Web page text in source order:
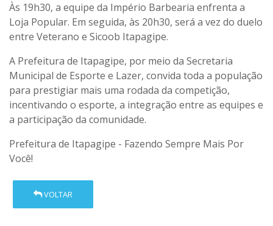
Às 19h30, a equipe da Império Barbearia enfrenta a
Loja Popular. Em seguida, às 20h30, será a vez do duelo
entre Veterano e Sicoob Itapagipe.
A Prefeitura de Itapagipe, por meio da Secretaria
Municipal de Esporte e Lazer, convida toda a população
para prestigiar mais uma rodada da competição,
incentivando o esporte, a integração entre as equipes e
a participação da comunidade.
Prefeitura de Itapagipe - Fazendo Sempre Mais Por
Você!
VOLTAR